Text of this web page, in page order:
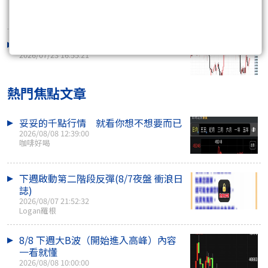
2026/07/23 16:55:21
熱門焦點文章
妥妥的千點行情 就看你想不想要而已
2026/08/08 12:39:00
咖啡好喝
下週啟動第二階段反彈(8/7夜盤 衝浪日
誌)
2026/08/07 21:52:32
Logan羅根
8/8 下週大B波（開始進入高峰）內容
一看就懂
2026/08/08 10:00:00